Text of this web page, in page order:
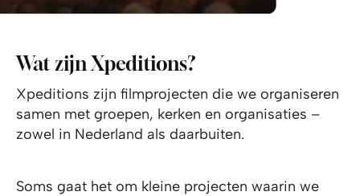
Wat zijn Xpeditions?
Xpeditions zijn filmprojecten die we organiseren
samen met groepen, kerken en organisaties –
zowel in Nederland als daarbuiten.
Soms gaat het om kleine projecten waarin we